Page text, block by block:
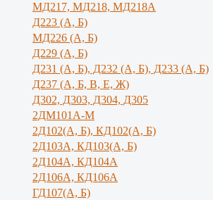
МД217, МД218, МД218А
Д223 (А, Б)
МД226 (А, Б)
Д229 (А, Б)
Д231 (А, Б), Д232 (А, Б), Д233 (А, Б)
Д237 (А, Б, В, Е, Ж)
Д302, Д303, Д304, Д305
2ДМ101А-М
2Д102(А, Б), КД102(А, Б)
2Д103А, КД103(А, Б)
2Д104А, КД104А
2Д106А, КД106А
ГД107(А, Б)